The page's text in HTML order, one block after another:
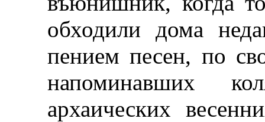
обходили дома
пением песен, по
напоминавших
архаических